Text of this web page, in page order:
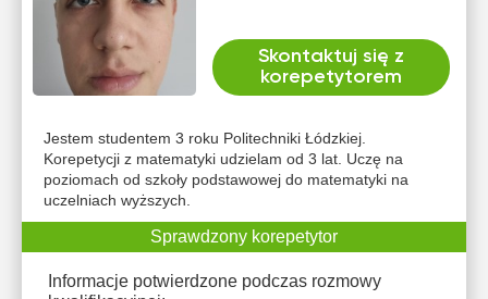
Skontaktuj się z
korepetytorem
Jestem studentem 3 roku Politechniki Łódzkiej.
Korepetycji z matematyki udzielam od 3 lat. Uczę na
poziomach od szkoły podstawowej do matematyki na
uczelniach wyższych.
Sprawdzony korepetytor
Informacje potwierdzone podczas rozmowy
6
7
8
9
10
Brak
dostępnych
terminów
10:00
10:30
11:00
10:00
10:30
11:00
10:30
11:00
Brak
terminów
Brak
terminów